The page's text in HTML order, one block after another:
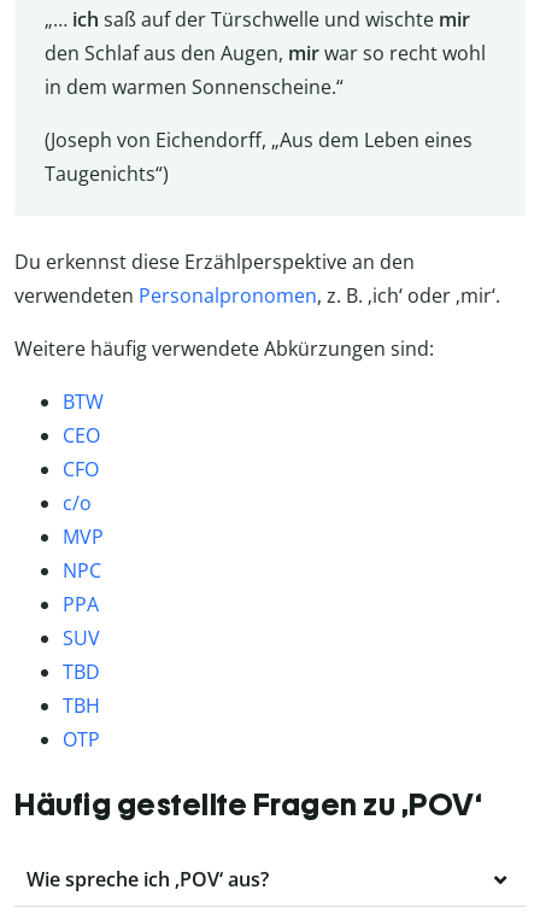
„… ich saß auf der Türschwelle und wischte mir
den Schlaf aus den Augen, mirwar so recht wohl
in dem warmen Sonnenscheine.“
(Joseph von Eichendorff, „Aus dem Leben eines
Taugenichts“)
Du erkennst diese Erzählperspektive an den
verwendeten Personalpronomen, z. B. ‚ich‘ oder ‚mir‘.
Weitere häufig verwendete Abkürzungen sind:
BTW
CEO
CFO
c/o
MVP
NPC
PPA
SUV
TBD
TBH
OTP
Häufig gestellte Fragen zu ‚POV‘
Wie spreche ich ‚POV‘ aus?